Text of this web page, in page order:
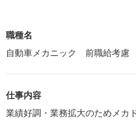
職種名
自動車メカニック 前職給考慮
仕事内容
業績好調・業務拡大のためメカ